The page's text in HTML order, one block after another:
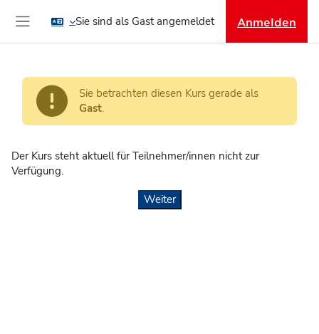
Sie sind als Gast angemeldet Anmelden
Sie betrachten diesen Kurs gerade als
Gast.
Der Kurs steht aktuell für Teilnehmer/innen nicht zur
Verfügung.
Weiter